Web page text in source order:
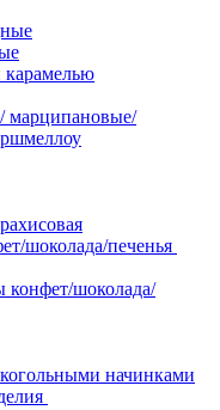
карамелью
марципановые/
шоколада/печенья
шоколада/
начинками